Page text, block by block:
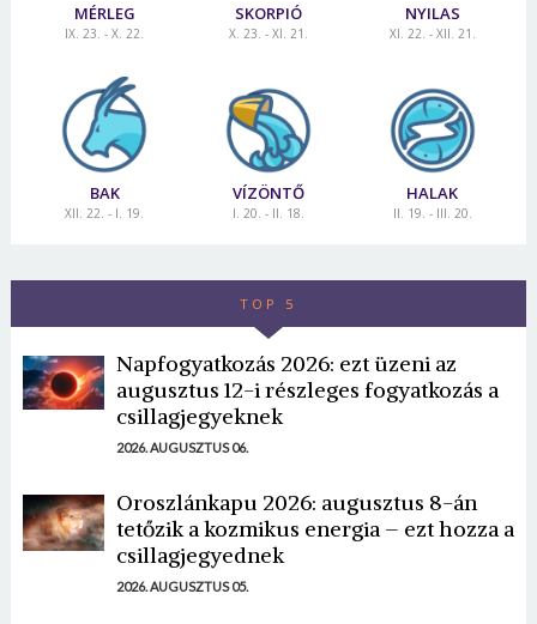
MÉRLEG
IX. 23. - X. 22.
SKORPIÓ
X. 23. - XI. 21.
NYILAS
XI. 22. - XII. 21.
BAK
XII. 22. - I. 19.
VÍZÖNTŐ
I. 20. - II. 18.
HALAK
II. 19. - III. 20.
TOP 5
Napfogyatkozás 2026: ezt üzeni az
augusztus 12-i részleges fogyatkozás a
csillagjegyeknek
2026. AUGUSZTUS 06.
Oroszlánkapu 2026: augusztus 8-án
tetőzik a kozmikus energia – ezt hozza a
csillagjegyednek
2026. AUGUSZTUS 05.